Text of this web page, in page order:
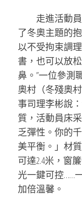
走進活動員
了冬奧主題的
以不受拘束調
書，也可以放
鼻。”一位參測
奧村（冬殘奧
事司理李彬說
質，活動員床
乏彈性。你的
美平衡。」材
可達2.4米，窗
光一鍵可控……
加倍溫馨。